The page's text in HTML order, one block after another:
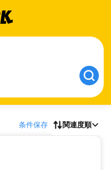
条件保存 関連度順